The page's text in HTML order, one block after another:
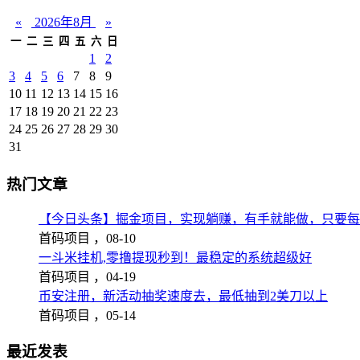
« 2026年8月 »
一 二 三 四 五 六 日
1
2
3
4 5 6 7 8
9
10 11 12 13 14 15 16
17 18 19 20 21 22 23
24 25 26 27 28 29 30
31
热门文章
【今日头条】掘金项目，实现躺赚，有手就能做，只要
首码项目 ， 08-10
一斗米挂机,零撸提现秒到！最稳定的系统超级好
首码项目 ， 04-19
币安注册，新活动抽奖速度去，最低抽到2美刀以上
首码项目 ， 05-14
最近发表